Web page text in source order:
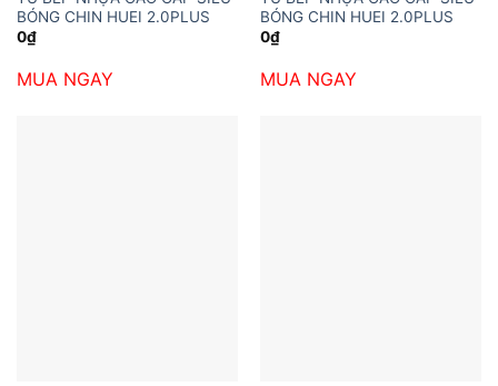
BÓNG CHIN HUEI 2.0PLUS
0₫
MUA NGAY
BÓNG CHIN HUEI 2.0PLUS
0₫
MUA NGAY